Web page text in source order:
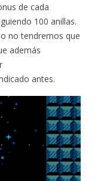
de cada
100 anillas.
no tendremos que
además
antes.